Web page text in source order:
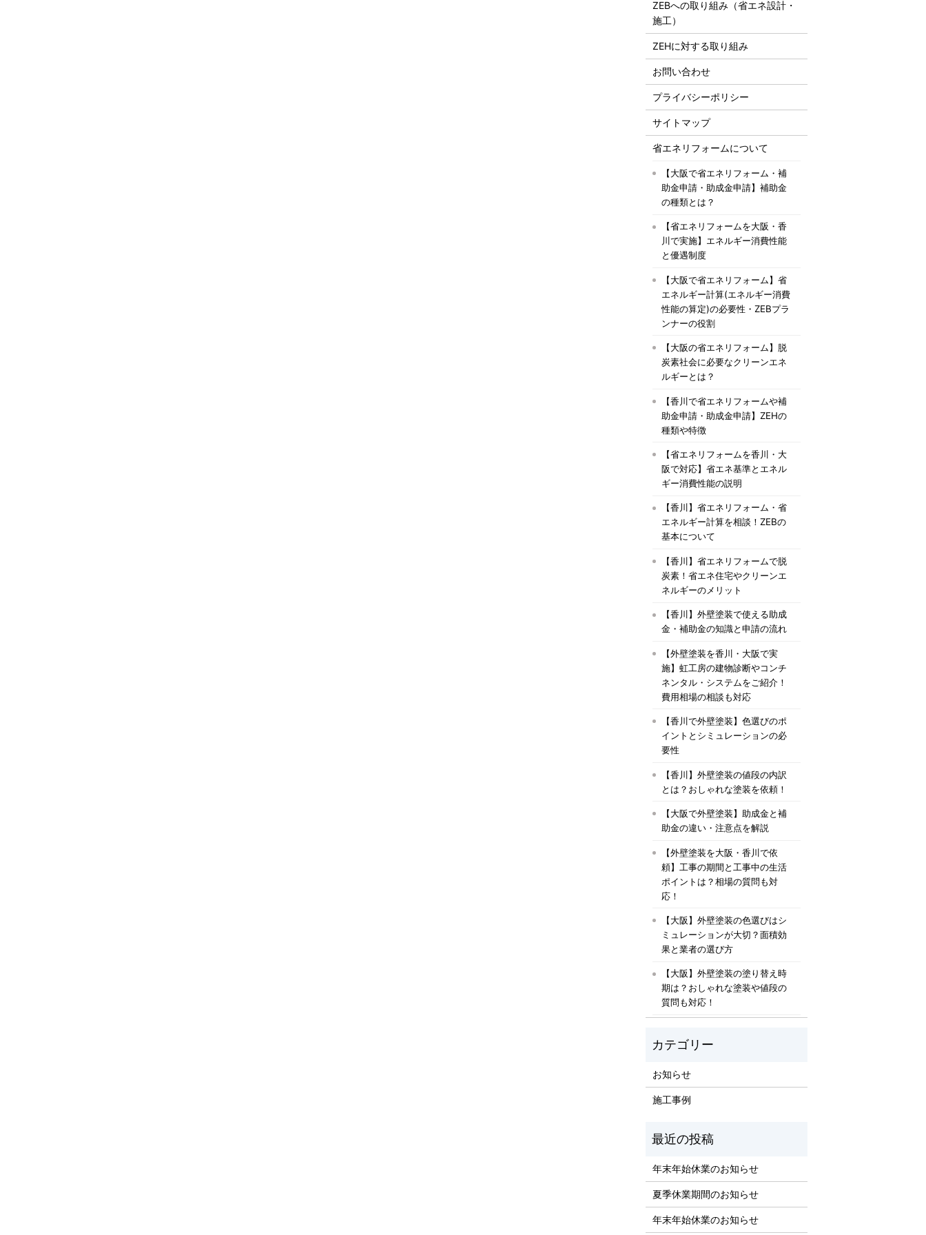
ZEBへの取り組み（省エネ設計・
施工）
ZEHに対する取り組み
お問い合わせ
プライバシーポリシー
サイトマップ
省エネリフォームについて
【大阪で省エネリフォーム・補
助金申請・助成金申請】補助金
の種類とは？
【省エネリフォームを大阪・香
川で実施】エネルギー消費性能
と優遇制度
【大阪で省エネリフォーム】省
エネルギー計算(エネルギー消費
性能の算定)の必要性・ZEBプラ
ンナーの役割
【大阪の省エネリフォーム】脱
炭素社会に必要なクリーンエネ
ルギーとは？
【香川で省エネリフォームや補
助金申請・助成金申請】ZEHの
種類や特徴
【省エネリフォームを香川・大
阪で対応】省エネ基準とエネル
ギー消費性能の説明
【香川】省エネリフォーム・省
エネルギー計算を相談！ZEBの
基本について
【香川】省エネリフォームで脱
炭素！省エネ住宅やクリーンエ
ネルギーのメリット
【香川】外壁塗装で使える助成
金・補助金の知識と申請の流れ
【外壁塗装を香川・大阪で実
施】虹工房の建物診断やコンチ
ネンタル・システムをご紹介！
費用相場の相談も対応
【香川で外壁塗装】色選びのポ
イントとシミュレーションの必
要性
【香川】外壁塗装の値段の内訳
とは？おしゃれな塗装を依頼！
【大阪で外壁塗装】助成金と補
助金の違い・注意点を解説
【外壁塗装を大阪・香川で依
頼】工事の期間と工事中の生活
ポイントは？相場の質問も対
応！
【大阪】外壁塗装の色選びはシ
ミュレーションが大切？面積効
果と業者の選び方
【大阪】外壁塗装の塗り替え時
期は？おしゃれな塗装や値段の
質問も対応！
お知らせ
施工事例
年末年始休業のお知らせ
夏季休業期間のお知らせ
年末年始休業のお知らせ